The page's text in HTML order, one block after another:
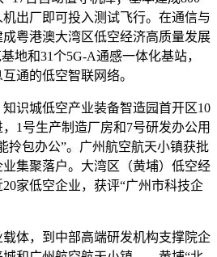
出厂即可投入测试飞行。在通信与
粤港澳大湾区低空经济高质量发展
地和31个5G-A通感一体化基站，
通的低空智联网络。
识城低空产业装备智造园首开区10
1号生产制造厂房和7号研发办公用
拎包办公”。广州航空航天小镇获批
集聚落户。大湾区（黄埔）低空经
家低空企业，获评“广州市科技企
体，到中部高端研发机构支撑院企